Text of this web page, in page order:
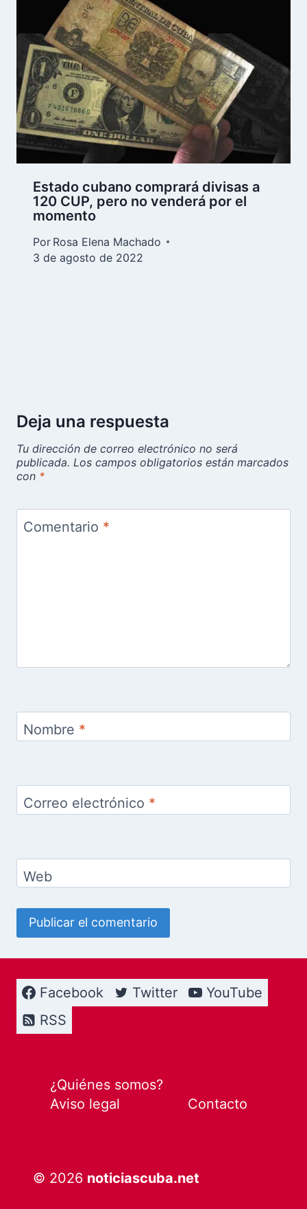
Estado cubano comprará divisas a
120 CUP, pero no venderá por el
momento
Por Rosa Elena Machado
3 de agosto de 2022
Deja una respuesta
Tu dirección de correo electrónico no será
publicada. Los campos obligatorios están marcados
con *
Comentario *
Nombre *
Correo electrónico *
Web
Facebook Twitter
YouTube
RSS
¿Quiénes somos?
Aviso legal
Contacto
© 2026 noticiascuba.net